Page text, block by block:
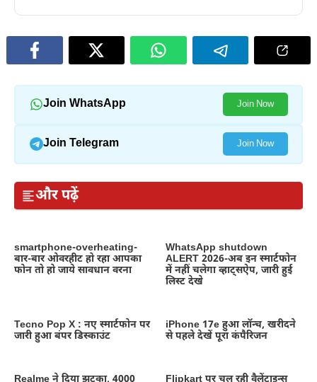
Join WhatsApp Join Now
Join Telegram Join Now
और पढ़ें
smartphone-overheating-
बार-बार ओवरहीट हो रहा आपका
फोन तो हो जाये सावधान वरना
WhatsApp shutdown
ALERT 2026-अब इन स्मार्टफोन
में नहीं चलेगा व्हाट्सऐप, जारी हुई
लिस्ट देखे
Tecno Pop X : नए स्मार्टफोन पर
जारी हुआ बंपर डिस्काउंट
iPhone 17e हुआ लॉन्च, खरीदने
से पहले देखें पूरा कंपैरिजन